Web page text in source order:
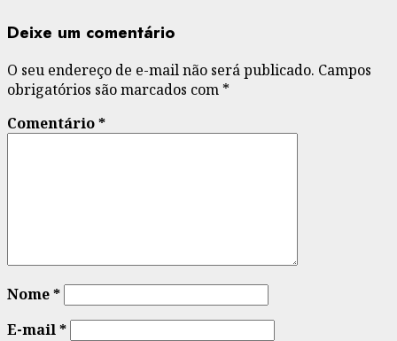
Deixe um comentário
O seu endereço de e-mail não será publicado. Campos
obrigatórios são marcados com *
Comentário*
Nome*
E-mail*